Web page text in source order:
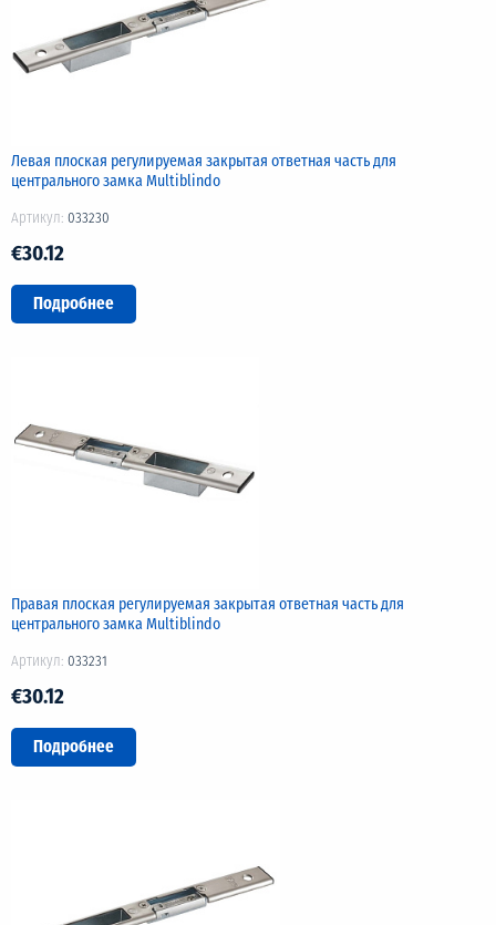
Левая плоская регулируемая закрытая ответная часть для
центрального замка Multiblindo
Артикул: 033230
€30.12
Подробнее
Правая плоская регулируемая закрытая ответная часть для
центрального замка Multiblindo
Артикул: 033231
€30.12
Подробнее